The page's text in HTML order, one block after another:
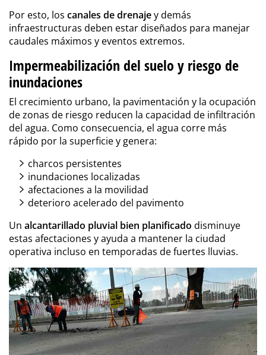
Por esto, los canales de drenajey demás
infraestructuras deben estar diseñados para manejar
caudales máximos y eventos extremos.
Impermeabilización del suelo y riesgo de
inundaciones
El crecimiento urbano, la pavimentación y la ocupación
de zonas de riesgo reducen la capacidad de infiltración
del agua. Como consecuencia, el agua corre más
rápido por la superficie y genera:
charcos persistentes
inundaciones localizadas
afectaciones a la movilidad
deterioro acelerado del pavimento
Un alcantarillado pluvial bien planificado disminuye
estas afectaciones y ayuda a mantener la ciudad
operativa incluso en temporadas de fuertes lluvias.